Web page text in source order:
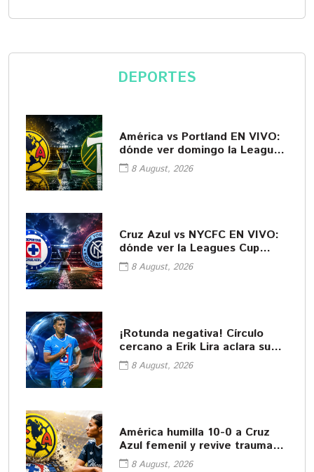
DEPORTES
América vs Portland EN VIVO:
dónde ver domingo la Leagues
Cup8 August, 2026
Cruz Azul vs NYCFC EN VIVO:
dónde ver la Leagues Cup
20268 August, 2026
¡Rotunda negativa! Círculo
cercano a Erik Lira aclara su
futuro
8 August, 2026
América humilla 10-0 a Cruz
Azul femenil y revive traumas
del pasado
8 August, 2026